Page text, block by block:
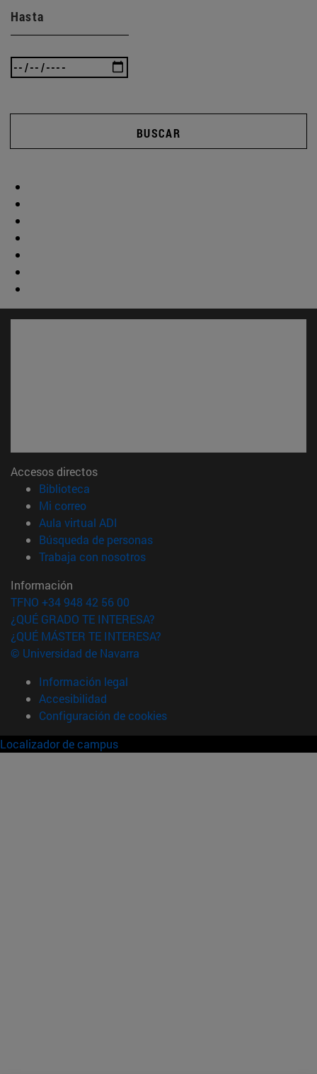
Hasta
BUSCAR
Accesos directos
Biblioteca
Mi correo(abre en nueva ventana)
Aula virtual ADI
Búsqueda de personas(abre en nueva ventana)
Trabaja con nosotros(abre en nueva ventana)
Información
TFNO +34 948 42 56 00
¿QUÉ GRADO TE INTERESA?
¿QUÉ MÁSTER TE INTERESA?
© Universidad de Navarra
Información legal
Accesibilidad
Configuración de cookies
Localizador de campus